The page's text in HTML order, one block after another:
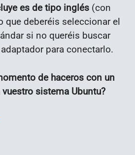
es de tipo inglés (con
que deberéis seleccionar el
si no queréis buscar
para conectarlo.
de haceros con un
sistema Ubuntu?